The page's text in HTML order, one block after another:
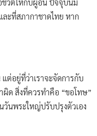
ชีวิตให้กับผู้อื่น ปัจจุบันมี
ะที่สภากาชาดไทย หาก
ต่อยู่ที่ว่าเราจะจัดการกับ
ด สิ่งที่ควรทำคือ “ขอโทษ”
วันพระใหญ่ปรับปรุงตัวเอง